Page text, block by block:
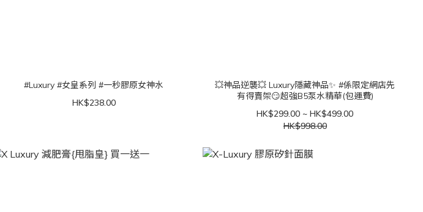
#Luxury #女皇系列 #一秒膠原女神水
HK$238.00
💥神品逆襲💥 Luxury隱藏神品✨ #係限定網店先
有得賣架😏超強B5泵水精華(包運費)
HK$299.00 ~ HK$499.00
HK$998.00